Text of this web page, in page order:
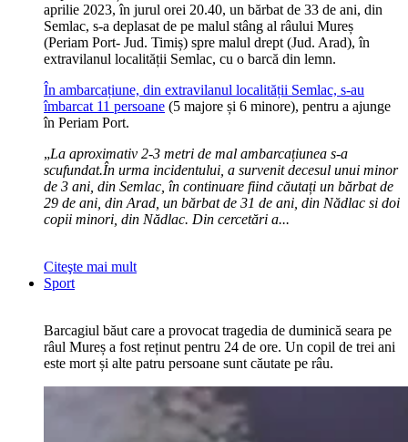
aprilie 2023, în jurul orei 20.40, un bărbat de 33 de ani, din
Semlac, s-a deplasat de pe malul stâng al râului Mureș
(Periam Port- Jud. Timiș) spre malul drept (Jud. Arad), în
extravilanul localității Semlac, cu o barcă din lemn.
În ambarcațiune, din extravilanul localității Semlac, s-au
îmbarcat 11 persoane (5 majore și 6 minore), pentru a ajunge
în Periam Port.
„La aproximativ 2-3 metri de mal ambarcațiunea s-a
scufundat.În urma incidentului, a survenit decesul unui minor
de 3 ani, din Semlac, în continuare fiind căutați un bărbat de
29 de ani, din Arad, un bărbat de 31 de ani, din Nădlac si doi
copii minori, din Nădlac. Din cercetări a...
Citeşte mai mult
Sport
Barcagiul băut care a provocat tragedia de duminică seara pe
râul Mureș a fost reținut pentru 24 de ore. Un copil de trei ani
este mort și alte patru persoane sunt căutate pe râu.